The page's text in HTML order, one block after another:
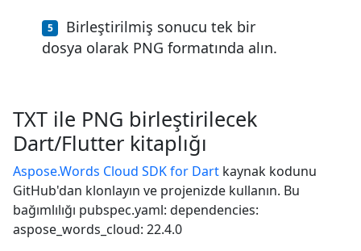
Birleştirilmiş sonucu tek bir
dosya olarak PNG formatında alın.
TXT ile PNG birleştirilecek
Dart/Flutter kitaplığı
Aspose.Words Cloud SDK for Dart kaynak kodunu
GitHub'dan klonlayın ve projenizde kullanın. Bu
bağımlılığı pubspec.yaml: dependencies:
aspose_words_cloud: 22.4.0